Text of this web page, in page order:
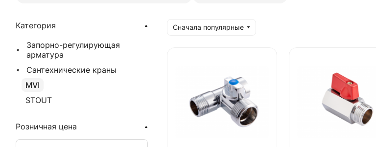
Сначала популярные
Категория
Запорно-регулирующая
арматура
Сантехнические краны
MVI
STOUT
Розничная цена